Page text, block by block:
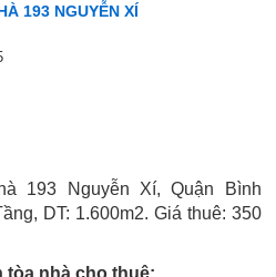
193 NGUYỄN XÍ
193 Nguyễn Xí, Quận Bình
DT: 1.600m2. Giá thuê: 350